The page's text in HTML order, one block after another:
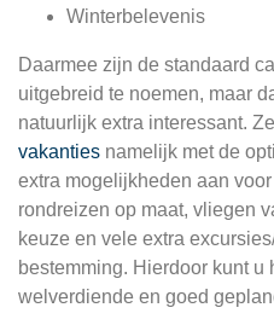
Winterbelevenis
Daarmee zijn de standaard
uitgebreid te noemen, maar
natuurlijk extra interessant.
vakanties namelijk met de
extra mogelijkheden aan
rondreizen op maat, vliegen
keuze en vele extra
bestemming. Hierdoor kunt
welverdiende en goed